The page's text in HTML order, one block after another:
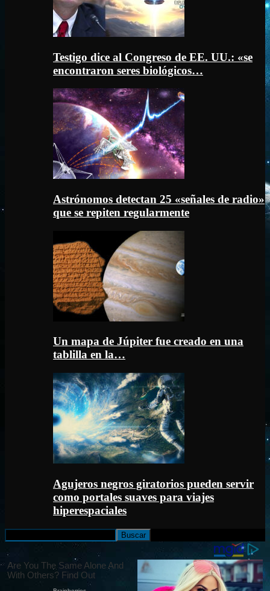
Testigo dice al Congreso de EE. UU.: «se
encontraron seres biológicos…
Astrónomos detectan 25 «señales de radio»
que se repiten regularmente
Un mapa de Júpiter fue creado en una
tablilla en la…
Agujeros negros giratorios pueden servir
como portales suaves para viajes
hiperespaciales